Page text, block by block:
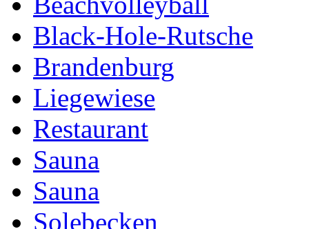
Black-Hole-Rutsche
Brandenburg
Liegewiese
Restaurant
Sauna
Sauna
Solebecken